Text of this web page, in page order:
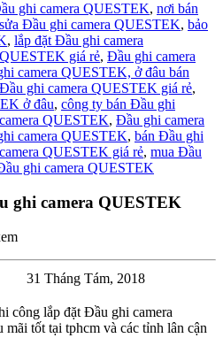
ghi camera QUESTEK, nơi bán
sửa Đầu ghi camera QUESTEK, bảo
, lắp đặt Đầu ghi camera
giá rẻ, Đầu ghi camera
camera QUESTEK, ở đâu bán
Đầu ghi camera QUESTEK giá rẻ,
ở đâu, công ty bán Đầu ghi
QUESTEK, Đầu ghi camera
camera QUESTEK, bán Đầu ghi
QUESTEK giá rẻ, mua Đầu
ghi camera QUESTEK
ghi camera QUESTEK
31 Tháng Tám, 2018
công lắp đặt Đầu ghi camera
tốt tại tphcm và các tỉnh lân cận